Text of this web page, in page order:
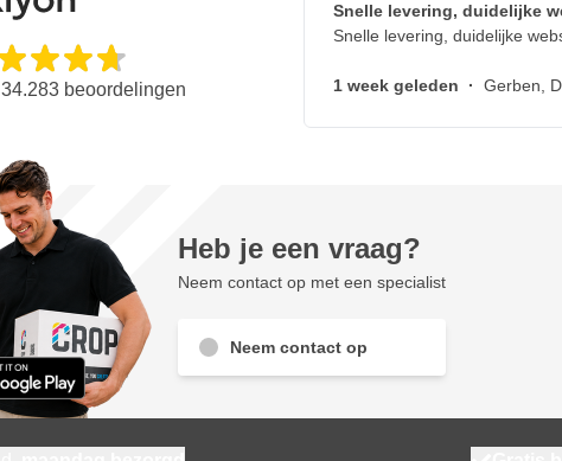
34.283beoordelingen
Snelle levering, duidelijke
Snelle levering, duidelijke
1 week geleden · Gerben,
Heb je een vraag?
Neem contact op met een specialist
Neem contact op